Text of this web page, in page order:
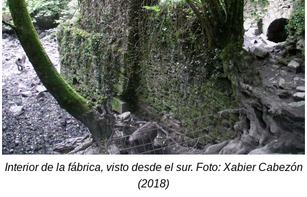
Interior de la fábrica, visto desde el sur. Foto: Xabier Cabezón
(2018)